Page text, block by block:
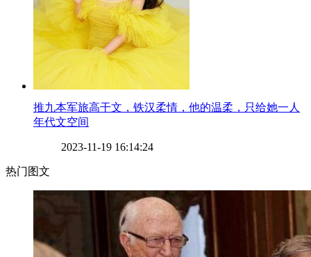
​推九本军旅高干文，铁汉柔情，他的温柔，只给她一人
年代文空间
2023-11-19 16:14:24
热门图文